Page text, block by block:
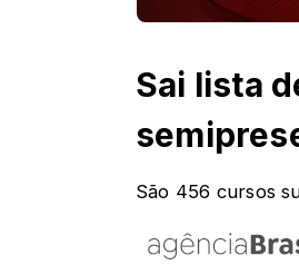
Sai lista
São 456 cursos